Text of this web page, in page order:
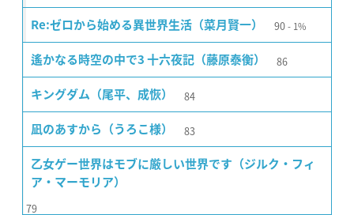
Re:ゼロから始める異世界生活（菜月賢一） 90 1%
遙かなる時空の中で3 十六夜記（藤原泰衡） 86
キングダム（尾平、成恢） 84
凪のあすから（うろこ様） 83
乙女ゲー世界はモブに厳しい世界です（ジルク・フィ
ア・マーモリア）
79